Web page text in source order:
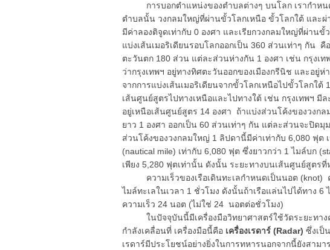
การบอกตำแหน่งของตำบลต่างๆ บนโลก เรากำหน
ตำบลนั้น วงกลมใหญ่ที่ผ่านขั้วโลกเหนือ ขั้วโลกใต้ และผ่
มีค่าลองติจูดเท่ากับ 0 องศา และเรียกวงกลมใหญ่ที่ผ่านขั้
แบ่งเส้นเมอริเดียนรอบโลกออกเป็น 360 ส่วนเท่าๆ กัน
ตะวันตก 180 ส่วน แต่ละส่วนห่างกัน 1 องศา เช่น กรุงเ
ว่ากรุงเทพฯ อยู่ทางทิศตะวันออกของเมืองกรีนิช และอยู่
จากการแบ่งเส้นเมอริเดียนจากขั้วโลกเหนือไปขั้วโลกใต้
เส้นศูนย์สูตรไปทางเหนือและไปทางใต้ เช่น กรุงเทพฯ มี
อยู่เหนือเส้นศูนย์สูตร 14 องศา ถ้าแบ่งส่วนโค้งของวงก
ยาว 1 องศา ออกเป็น 60 ส่วนเท่าๆ กัน แต่ละส่วนจะปิด
ส่วนโค้งของวงกลมใหญ่ 1 ลิปดานี้มีค่าเท่ากับ 6,080 ฟุต
(nautical mile) เท่ากับ 6,080 ฟุต ซึ่งยาวกว่า 1 ไมล์บก
เพียง 5,280 ฟุตเท่านั้น ดังนั้น ระยะทางบนเส้นศูนย์สูตรที่
ความเร็วของเรือเดินทะเลกำหนดเป็นนอต (knot) ค
ไมล์ทะเลในเวลา 1 ชั่วโมง ดังนั้นถ้าเรือแล่นไปได้ทาง 6
ความเร็ว 24 นอต (ไม่ใช่ 24 นอตต่อชั่วโมง)
ในปัจจุบันนี้มีเครื่องมือวิทยาศาสตร์ใช้วัดระยะทางค
กำลังเคลื่อนที่ เครื่องมือนี้คือ เครื่องเรดาร์ (Radar) ซึ่งเป็
เรดาร์มีประโยชน์อย่างยิ่งในการทหารนอกจากนี้ยังสาม